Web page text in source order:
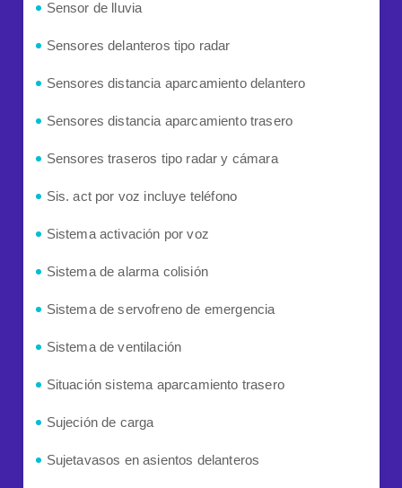
Sensor de lluvia
Sensores delanteros tipo radar
Sensores distancia aparcamiento delantero
Sensores distancia aparcamiento trasero
Sensores traseros tipo radar y cámara
Sis. act por voz incluye teléfono
Sistema activación por voz
Sistema de alarma colisión
Sistema de servofreno de emergencia
Sistema de ventilación
Situación sistema aparcamiento trasero
Sujeción de carga
Sujetavasos en asientos delanteros